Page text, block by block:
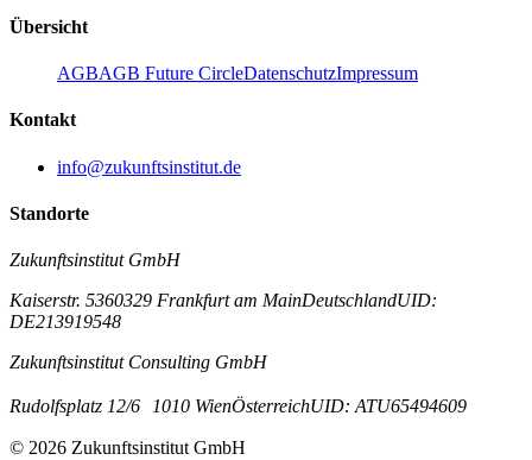
Übersicht
AGBAGB Future CircleDatenschutzImpressum
Kontakt
info@zukunftsinstitut.de
Standorte
Zukunftsinstitut GmbH
Kaiserstr. 5360329 Frankfurt am MainDeutschlandUID:
DE213919548
Zukunftsinstitut Consulting GmbH
Rudolfsplatz 12/6 1010 WienÖsterreichUID: ATU65494609
© 2026 Zukunftsinstitut GmbH